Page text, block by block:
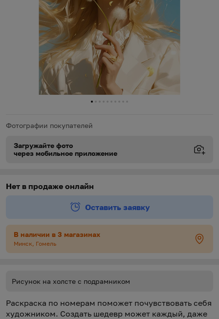
01 234567 89
Фотографии покупателей
Загружайте фото
через мобильное приложение
Нет в продаже онлайн
Оставить заявку
В наличии в 3 магазинах
Минск, Гомель
Рисунок на холсте с подрамником
Раскраска по номерам поможет почувствовать себя
художником. Создать шедевр может каждый, даже